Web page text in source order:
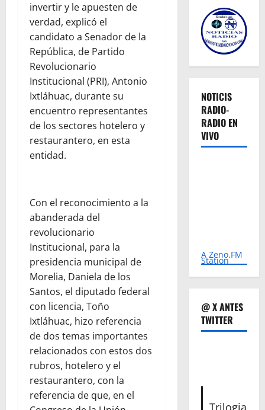
invertir y le apuesten de
verdad, explicó el
candidato a Senador de la
República, de Partido
Revolucionario
Institucional (PRI), Antonio
Ixtláhuac, durante su
encuentro representantes
de los sectores hotelero y
restaurantero, en esta
entidad.
Con el reconocimiento a la
abanderada del
revolucionario
Institucional, para la
presidencia municipal de
Morelia, Daniela de los
Santos, el diputado federal
con licencia, Toño
Ixtláhuac, hizo referencia
de dos temas importantes
relacionados con estos dos
rubros, hotelero y el
restaurantero, con la
referencia de que, en el
NOTICIS
RADIO-
RADIO EN
VIVO
A Zeno.FM
Station
@ X ANTES
TWITTER